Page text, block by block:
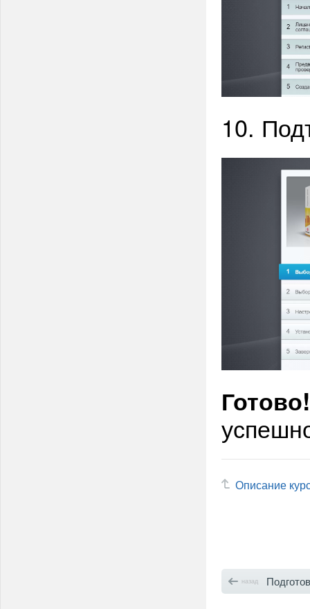
10.
Готово!
Описание
назад